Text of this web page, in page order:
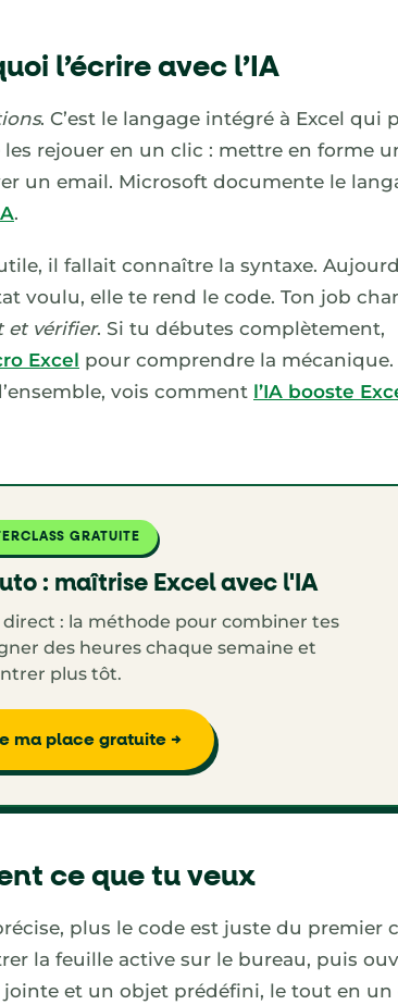
l’écrire avec l’IA
. C’est le langage intégré à Excel qui
rejouer en un clic : mettre en forme
un email. Microsoft documente le
.
il fallait connaître la syntaxe.
voulu, elle te rend le code. Ton job
et vérifier. Si tu débutes complètement,
Excel pour comprendre la mécanique.
vois comment l’IA booste
GRATUITE
: maîtrise Excel avec l'IA
direct : la méthode pour combiner tes
des heures chaque semaine et
plus tôt.
ma place gratuite →
ce que tu veux
plus le code est juste du premier
la feuille active sur le bureau, puis
et un objet prédéfini, le tout en un